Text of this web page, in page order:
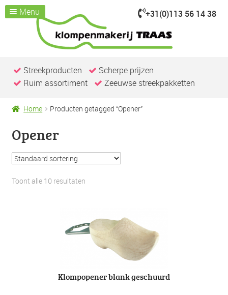
+31(0)113 56 14 38
Ga
GaMenu
Home
Assortiment
Submenu
Kijk je nemen
Over ons
Nieuws & Evenementen
Contact / openingstijden
Streekproducten
Scherpe prijzen
Ruim assortiment
Zeeuwse streekpakketten
Home Producten getagged “Opener”
Opener
Toont alle 10 resultaten
Klompopener blank geschuurd